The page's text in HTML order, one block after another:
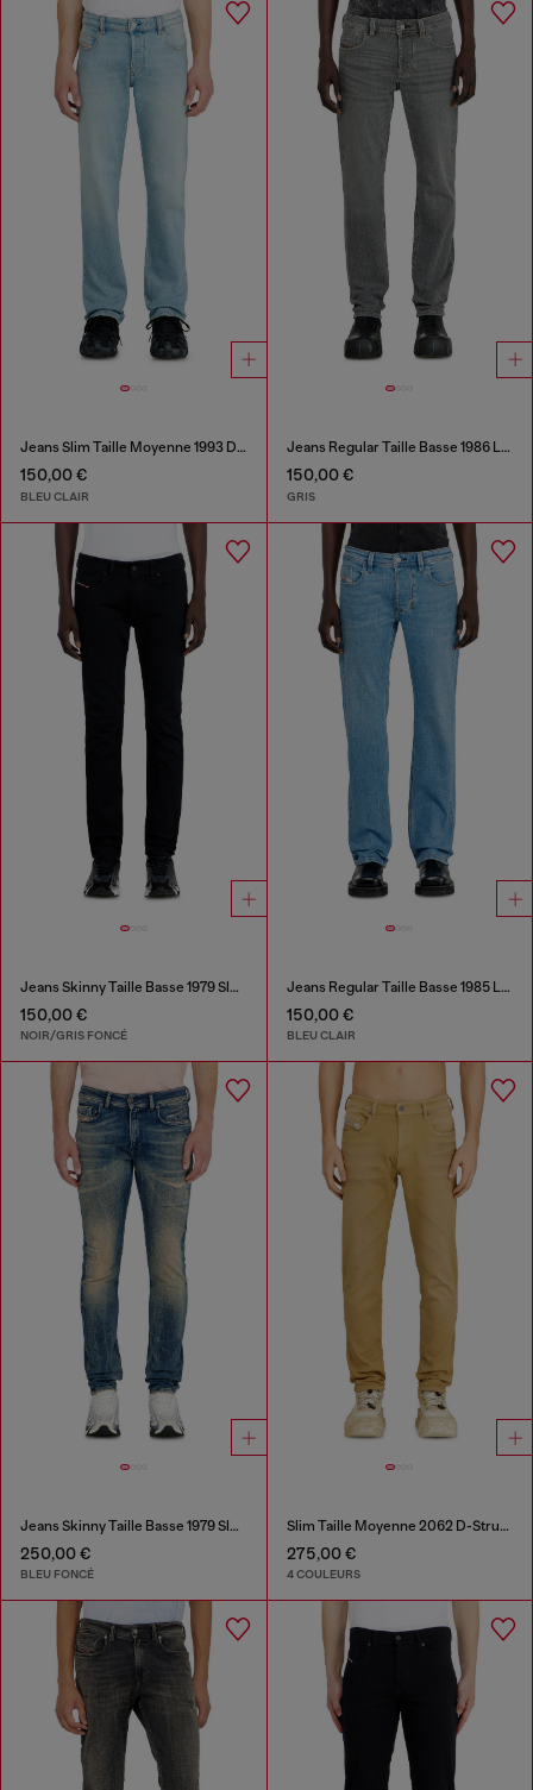
Jeans Slim Taille Moyenne 1993 D-Vyl
150,00 €
BLEU CLAIR
Jeans Regular Taille Basse 1986 Larkee-Beex
150,00 €
GRIS
Jeans Skinny Taille Basse 1979 Sleenker
150,00 €
NOIR/GRIS FONCÉ
Jeans Regular Taille Basse 1985 Larkee
150,00 €
BLEU CLAIR
Jeans Skinny Taille Basse 1979 Sleenker
250,00 €
BLEU FONCÉ
Slim Taille Moyenne 2062 D-Strukt Joggjeans®
275,00 €
4 COULEURS